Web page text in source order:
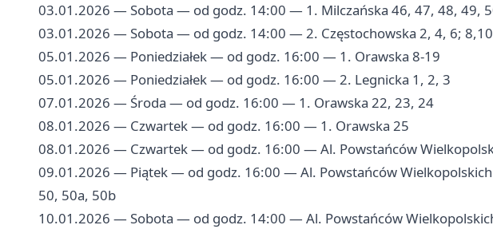
03.01.2026 — Sobota — od godz. 14:00 — 1. Milczańska 46, 47, 48, 49,
03.01.2026 — Sobota — od godz. 14:00 — 2. Częstochowska 2, 4, 6; 8,10
05.01.2026 — Poniedziałek — od godz. 16:00 — 1. Orawska 8-19
05.01.2026 — Poniedziałek — od godz. 16:00 — 2. Legnicka 1, 2, 3
07.01.2026 — Środa — od godz. 16:00 — 1. Orawska 22, 23, 24
08.01.2026 — Czwartek — od godz. 16:00 — 1. Orawska 25
08.01.2026 — Czwartek — od godz. 16:00 — Al. Powstańców
09.01.2026 — Piątek — od godz. 16:00 — Al. Powstańców
50, 50a, 50b
10.01.2026 — Sobota — od godz. 14:00 — Al. Powstańców